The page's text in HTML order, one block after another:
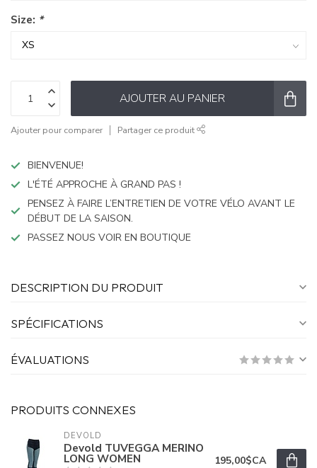
Size: *
AJOUTER AU PANIER
Ajouter pour comparer Partager ce produit
BIENVENUE!
L'ÉTÉ APPROCHE À GRAND PAS !
PENSEZ À FAIRE L’ENTRETIEN DE VOTRE VÉLO AVANT LE
DÉBUT DE LA SAISON.
PASSEZ NOUS VOIR EN BOUTIQUE
DESCRIPTION DU PRODUIT
SPÉCIFICATIONS
ÉVALUATIONS
PRODUITS CONNEXES
DEVOLD
Devold TUVEGGA MERINO
LONG WOMEN 195,00$CA